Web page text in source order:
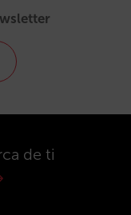
de ti